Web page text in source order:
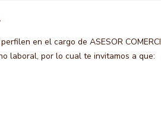
en el cargo de ASESOR
laboral, por lo cual te invitamos a que: